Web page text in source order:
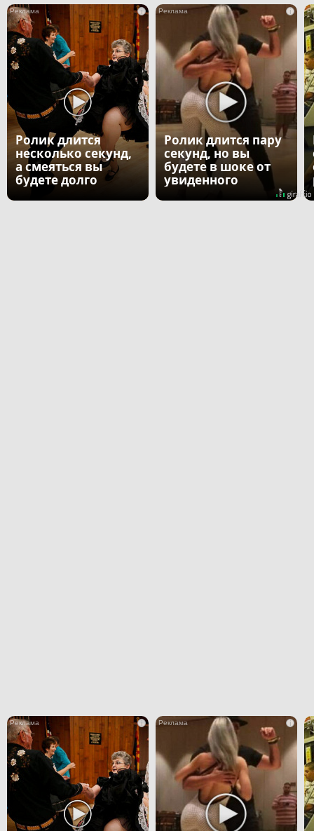
i
Ролик длится
несколько секунд,
а смеяться вы
будете долго
i
Ролик длится пару
секунд, но вы
будете в шоке от
увиденного
i i